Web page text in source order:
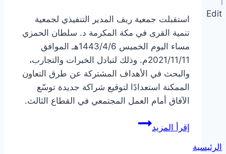
Edit
الرئيسية
استقبلت جمعية ريف المدير التنفيذي لجمعية
تنمية القرى في مكة المكرمة د. سلطان الحمزي
مساء اليوم الخميس 1443/4/6هـ الموافق
2021/11/11م. وذلك لتبادل الخبرات والتجارب،
والبحث في الأهداف المشتركة عن طرق التعاون
الممكنة استعدادًا لتوقيع شراكة جديدة توسّع
الآفاق أمام العمل المجتمعي في القطاع الثالث.
إقرأ المزيدجمعية